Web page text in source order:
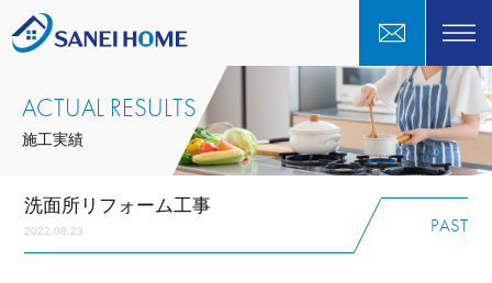
ACTUAL RESULTS
施工実績
PAST
洗面所リフォーム工事
2022.08.23